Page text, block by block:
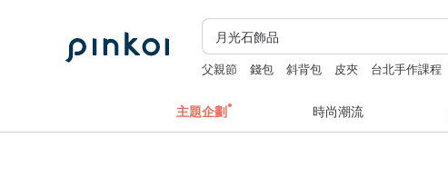
父親節 錢包 斜背包 皮夾 台北手作課程
主題企劃 時尚潮流